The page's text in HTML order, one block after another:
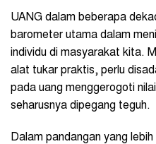
UANG dalam beberapa
barometer utama dalam
individu di masyarakat kita.
alat tukar praktis, perlu
pada uang menggerogoti
seharusnya dipegang teguh.
Dalam pandangan yang